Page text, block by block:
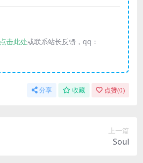
点击此处或联系站长反馈，qq：
分享 收藏 点赞(0)
上一篇
Soul